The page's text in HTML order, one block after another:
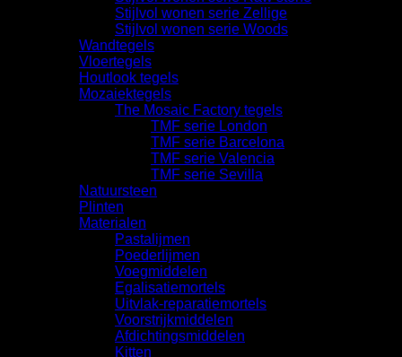
Stijlvol wonen serie Zellige
Stijlvol wonen serie Woods
Wandtegels
Vloertegels
Houtlook tegels
Mozaiektegels
The Mosaic Factory tegels
TMF serie London
TMF serie Barcelona
TMF serie Valencia
TMF serie Sevilla
Natuursteen
Plinten
Materialen
Pastalijmen
Poederlijmen
Voegmiddelen
Egalisatiemortels
Uitvlak-reparatiemortels
Voorstrijkmiddelen
Afdichtingsmiddelen
Kitten